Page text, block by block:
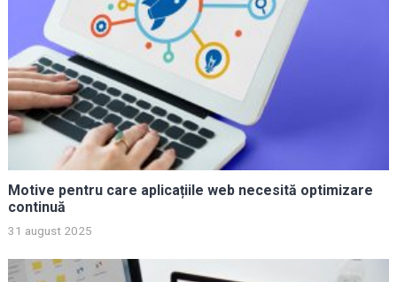
Motive pentru care aplicațiile web necesită optimizare
continuă
31 august 2025